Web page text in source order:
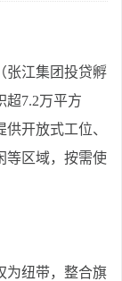
张江集团投贷孵
超7.2万平方
开放式工位、
等区域，按需使
为纽带，整合旗